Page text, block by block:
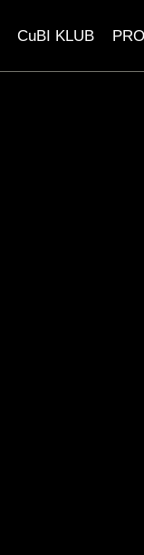
CuBI KLUB PRO